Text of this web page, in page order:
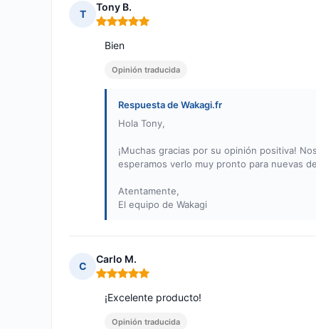
T
Tony B.
Nota: 5 de 5
Bien
Opinión traducida
Respuesta de Wakagi.fr
Hola Tony,
¡Muchas gracias por su opinión positiva!
esperamos verlo muy pronto para nuevas
Atentamente,
El equipo de Wakagi
C
Carlo M.
Nota: 5 de 5
¡Excelente producto!
Opinión traducida